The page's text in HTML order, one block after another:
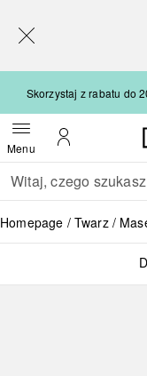
Skorzystaj z rabatu do
MenuOtwórz menuMoje konto
Wracać
Wykonaj wyszukiwanie
Homepage Twarz